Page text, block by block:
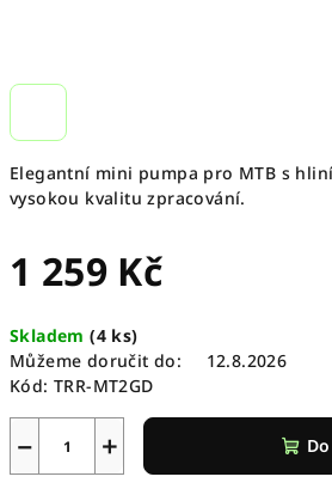
Elegantní mini pumpa pro MTB s
vysokou kvalitu zpracování.
1 259 Kč
cena:
Skladem(4 ks)
Můžeme doručit do:
12.8.2026
Kód: TRR-MT2GD
+
−